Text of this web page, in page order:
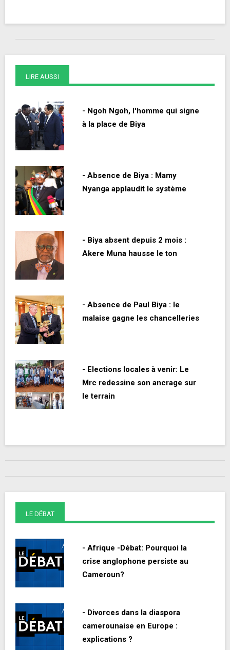
LIRE AUSSI
- Ngoh Ngoh, l'homme qui signe
à la place de Biya
- Absence de Biya : Mamy
Nyanga applaudit le système
- Biya absent depuis 2 mois :
Akere Muna hausse le ton
- Absence de Paul Biya : le
malaise gagne les chancelleries
- Elections locales à venir: Le
Mrc redessine son ancrage sur
le terrain
LE DÉBAT
- Afrique -Débat: Pourquoi la
crise anglophone persiste au
Cameroun?
- Divorces dans la diaspora
camerounaise en Europe :
explications ?